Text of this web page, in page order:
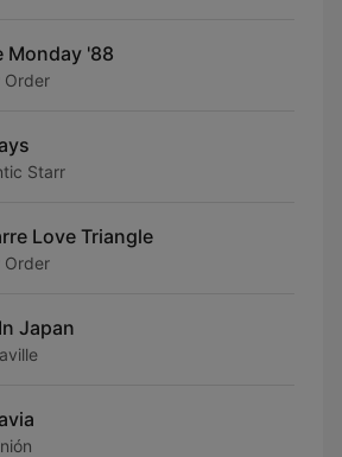
Monday '88
Order
Starr
Love Triangle
Order
Japan